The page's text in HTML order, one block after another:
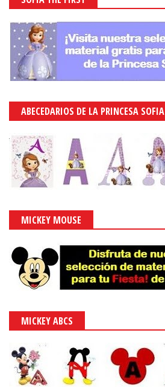
ABECEDARIOS DE LA PRINCESA SOFIA
MICKEY MOUSE
MICKEY ABCS